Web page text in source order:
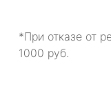
*При отказе от
1000 руб.